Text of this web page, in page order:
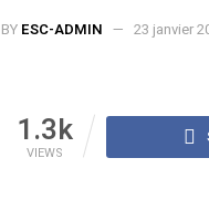
BY ESC-ADMIN 23 janvier
1.3k
VIEWS